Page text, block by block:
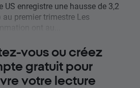
US enregistre une hausse de 3,2
au premier trimestre Les
ont au...
vous ou créez
gratuit pour
votre lecture